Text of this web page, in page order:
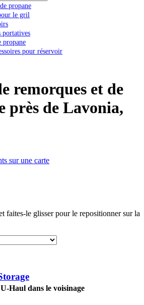
propane
le gril
portatives
propane
pour réservoir
remorques et de
près de Lavonia,
sur une carte
faites-le glisser pour le repositionner sur la
Haul dans le voisinage